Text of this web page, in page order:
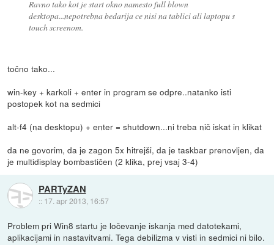
Ravno tako kot je start okno namesto full blown
desktopa...nepotrebna bedarija ce nisi na tablici ali laptopu s
touch screenom.
točno tako...
win-key + karkoli + enter in program se odpre..natanko isti
postopek kot na sedmici
alt-f4 (na desktopu) + enter = shutdown...ni treba nič iskat in klikat
da ne govorim, da je zagon 5x hitrejši, da je taskbar prenovljen, da
je multidisplay bombastičen (2 klika, prej vsaj 3-4)
PARTyZAN
:: 17. apr 2013, 16:57
Problem pri Win8 startu je ločevanje iskanja med datotekami,
aplikacijami in nastavitvami. Tega debilizma v visti in sedmici ni bilo.